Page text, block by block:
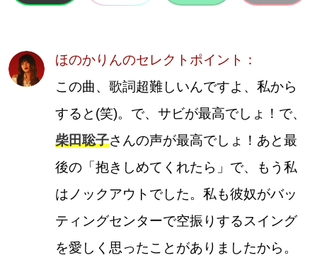
ほのかりんのセレクトポイント：
この曲、歌詞超難しいんですよ、私から
すると(笑)。で、サビが最高でしょ！で、
柴田聡子さんの声が最高でしょ！あと最
後の「抱きしめてくれたら」で、もう私
はノックアウトでした。私も彼奴がバッ
ティングセンターで空振りするスイング
を愛しく思ったことがありましたから。